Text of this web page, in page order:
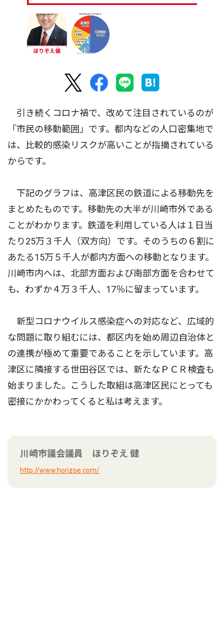
引き続くコロナ禍で、改めて注目されているのが
「市民の移動範囲」です。都内などの人口密集地で
は、比較的感染リスクが高いことが指摘されている
からです。
下記のグラフは、高津区民の鉄道による移動先を
まとめたものです。移動先の大半が川崎市外である
ことがわかります。鉄道を利用している人は１日当
たり25万３千人（双方向）です。そのうちの６割に
あたる15万５千人が都内方面への移動となります。
川崎市内へは、北部方面および南部方面を合わせて
も、わずか４万３千人、17％に留まっています。
新型コロナウイルス感染症への対応など、広域的
な問題に取り組むには、都区内を始め周辺自治体と
の連携が極めて重要であることを示しています。高
津区に隣接する世田谷区では、新たなＰＣＲ検査も
始まりました。こうした取組は高津区民にとっても
密接にかかわってくると私は考えます。
川崎市議会議員 ほりぞえ 健
http://www.horizoe.com/